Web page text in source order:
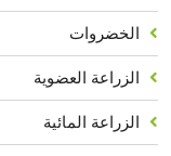
الخضروات
الزراعة العضوية
الزراعة المائية